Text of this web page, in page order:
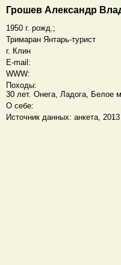
Грошев Александр
1950 г. рожд.;
Тримаран Янтарь-турист
г. Клин
E-mail:
WWW:
Походы:
30 лет. Онега, Ладога, Белое
О себе:
Источник данных: анкета, 2013